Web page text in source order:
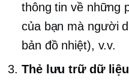
thông tin về những
của bạn mà người
bản đồ nhiệt), v.v.
Thẻ lưu trữ dữ